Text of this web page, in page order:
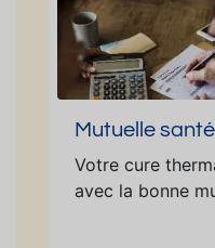
Mutuelle santé
Votre cure
avec la bonne